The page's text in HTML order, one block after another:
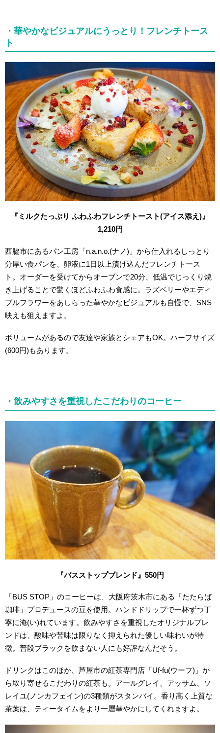
・華やかなビジュアルにうっとり！フレンチトース
ト
『ミルクたっぷり ふわふわフレンチトースト(アイス添え)』
1,210円
西脇市にあるパン工房「n.a.n.o.(ナノ)」から仕入れるしっとり
分厚い食パンを、卵液に1日以上漬け込んだフレンチトース
ト。オーダーを受けてからオーブンで20分、低温でじっくり焼
き上げることで驚くほどふわふわ食感に。ラズベリーやエディ
ブルフラワーをあしらった華やかなビジュアルも自慢で、SNS
映えも狙えますよ。
ボリュームがあるので友達や家族とシェアもOK。ハーフサイズ
(600円)もあります。
・飲みやすさを重視したこだわりのコーヒー
『バスストップブレンド』550円
「BUS STOP」のコーヒーは、大阪府茨木市にある「たたらば
珈琲」プロデュースの豆を使用。ハンドドリップで一杯ずつ丁
寧に淹(い)れています。飲みやすさを重視したオリジナルブレ
ンドは、酸味や苦味は限りなく抑えられた優しい味わいが特
徴。普段ブラックを飲まない人にも好評なんだそう。
ドリンクはこのほか、芦屋市の紅茶専門店「Uf-fu(ウーフ)」か
ら取り寄せるこだわりの紅茶も。アールグレイ、アッサム、ソ
レイユ(ノンカフェイン)の3種類がスタンバイ。香り高く上質な
茶葉は、ティータイムをより一層華やかにしてくれますよ。